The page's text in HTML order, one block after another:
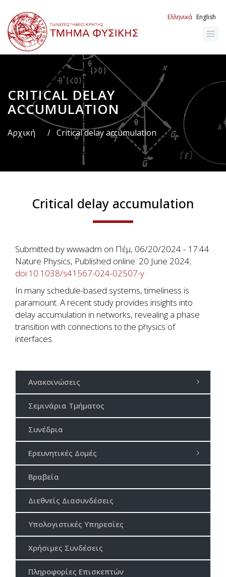
προς
το
κυρίως
περιεχόμενο
Ελληνικά English
CRITICAL DELAY
ACCUMULATION
Breadcrumb
Αρχική / Critical delay accumulation
Critical delay accumulation
Submitted bywwwadm on Πέμ, 06/20/2024 - 17:44
Nature Physics, Published online: 20 June 2024;
doi:10.1038/s41567-024-02507-y
In many schedule-based systems, timeliness is
paramount. A recent study provides insights into
delay accumulation in networks, revealing a phase
transition with connections to the physics of
interfaces.
Ανακοινώσεις
Σεμινάρια Τμήματος
Συνέδρια
Ερευνητικές Δομές
Βραβεία
Διεθνείς Διασυνδέσεις
Υπολογιστικές Υπηρεσίες
Χρήσιμες Συνδέσεις
Πληροφορίες Επισκεπτών